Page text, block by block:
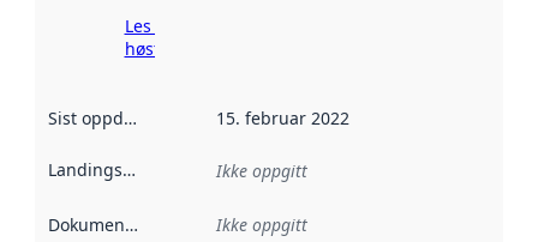
Les mer om
høsting her
Sist oppdatert 15. februar 2022
Landingsside Ikke oppgitt
Dokumentasjon Ikke oppgitt